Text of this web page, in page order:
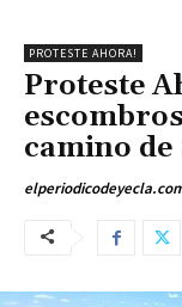
PROTESTE AHORA!
Proteste
camino de